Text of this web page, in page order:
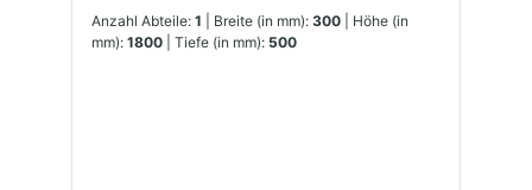
Anzahl Abteile: 1 | Breite (in mm): 300
mm): 1800 | Tiefe (in mm): 500